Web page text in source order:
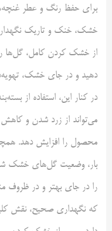
برای حفظ رنگ و عطر
خشک، خنک و تاریک
از خشک کردن کامل، گل‌ها
دهید و در جای خشک،
در کنار این، استفاده از
می‌تواند از زرد شدن و
محصول را افزایش دهد.
بار، وضعیت گل‌های خشک
را در جای بهتر و در ظروف
که نگهداری صحیح، نقش